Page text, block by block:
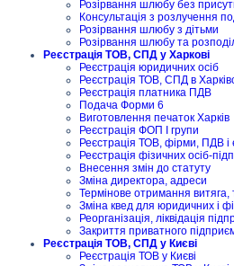
Розірвання шлюбу без
Консультація з розлучення
Розірвання шлюбу з дітьми
Розірвання шлюбу та
Реєстрація ТОВ, СПД у Харкові
Реєстрація юридичних осіб
Реєстрація ТОВ, СПД в
Реєстрація платника ПДВ
Подача Форми 6
Виготовлення печаток Харків
Реєстрація ФОП I групи
Реєстрація ТОВ, фірми, ПДВ і
Реєстрація фізичних осіб-
Внесення змін до статуту
Зміна директора, адреси
Термінове отримання
Зміна квед для юридичних і
Реорганізація, ліквідація
Закриття приватного
Реєстрація ТОВ, СПД у Києві
Реєстрація ТОВ у Києві